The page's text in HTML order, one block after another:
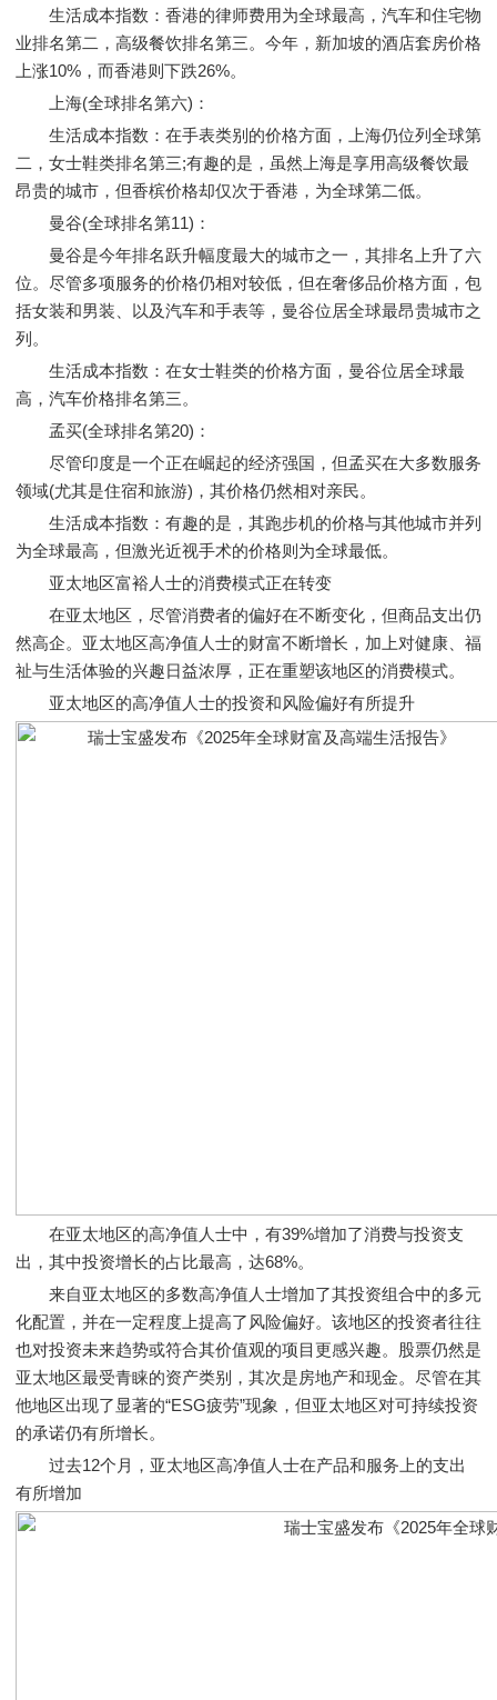
生活成本指数：香港的律师费用为全球最高，汽车和住宅物
业排名第二，高级餐饮排名第三。今年，新加坡的酒店套房价格
上涨10%，而香港则下跌26%。
上海(全球排名第六)：
生活成本指数：在手表类别的价格方面，上海仍位列全球第
二，女士鞋类排名第三;有趣的是，虽然上海是享用高级餐饮最
昂贵的城市，但香槟价格却仅次于香港，为全球第二低。
曼谷(全球排名第11)：
曼谷是今年排名跃升幅度最大的城市之一，其排名上升了六
位。尽管多项服务的价格仍相对较低，但在奢侈品价格方面，包
括女装和男装、以及汽车和手表等，曼谷位居全球最昂贵城市之
列。
生活成本指数：在女士鞋类的价格方面，曼谷位居全球最
高，汽车价格排名第三。
孟买(全球排名第20)：
尽管印度是一个正在崛起的经济强国，但孟买在大多数服务
领域(尤其是住宿和旅游)，其价格仍然相对亲民。
生活成本指数：有趣的是，其跑步机的价格与其他城市并列
为全球最高，但激光近视手术的价格则为全球最低。
亚太地区富裕人士的消费模式正在转变
在亚太地区，尽管消费者的偏好在不断变化，但商品支出仍
然高企。亚太地区高净值人士的财富不断增长，加上对健康、福
祉与生活体验的兴趣日益浓厚，正在重塑该地区的消费模式。
亚太地区的高净值人士的投资和风险偏好有所提升
在亚太地区的高净值人士中，有39%增加了消费与投资支
出，其中投资增长的占比最高，达68%。
来自亚太地区的多数高净值人士增加了其投资组合中的多元
化配置，并在一定程度上提高了风险偏好。该地区的投资者往往
也对投资未来趋势或符合其价值观的项目更感兴趣。股票仍然是
亚太地区最受青睐的资产类别，其次是房地产和现金。尽管在其
他地区出现了显著的“ESG疲劳”现象，但亚太地区对可持续投资
的承诺仍有所增长。
过去12个月，亚太地区高净值人士在产品和服务上的支出
有所增加